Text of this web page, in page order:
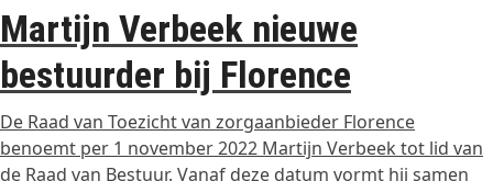
Martijn Verbeek nieuwe
bestuurder bij Florence
De Raad van Toezicht van zorgaanbieder Florence
benoemt per 1 november 2022 Martijn Verbeek tot lid van
de Raad van Bestuur. Vanaf deze datum vormt hij samen